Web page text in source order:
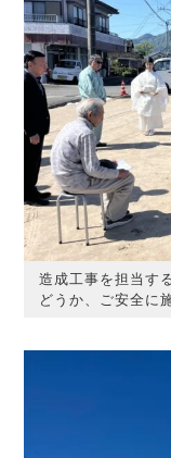
造成工事を担当す
どうか、ご安全に